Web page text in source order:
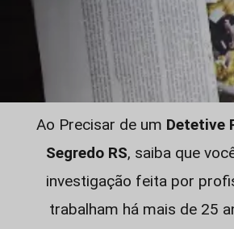
Ao Precisar de um Detetive
Segredo RS, saiba que
investigação feita por
trabalham há mais de 25